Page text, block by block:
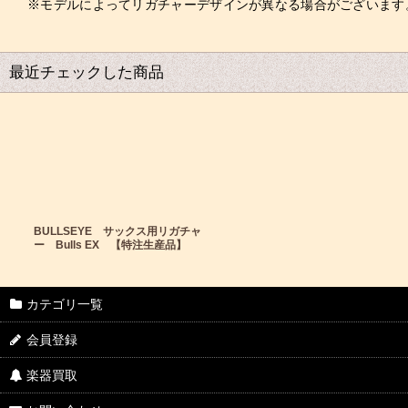
※モデルによってリガチャーデザインが異なる場合がございます
最近チェックした商品
BULLSEYE サックス用リガチャ
ー Bulls EX 【特注生産品】
カテゴリ一覧
会員登録
楽器買取